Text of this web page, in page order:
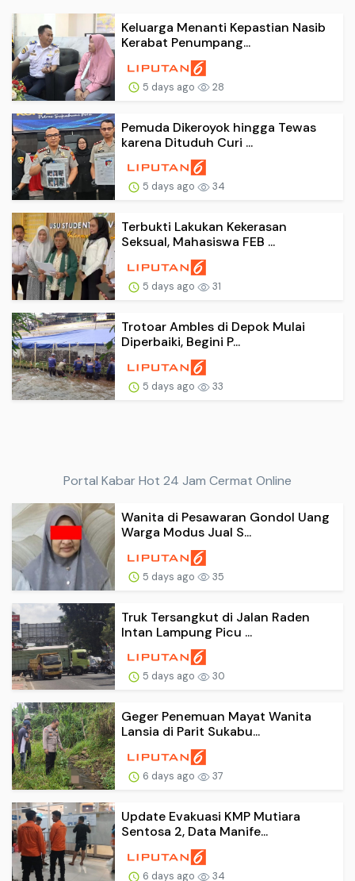
Keluarga Menanti Kepastian Nasib
Kerabat Penumpang...
5 days ago 28
Pemuda Dikeroyok hingga Tewas
karena Dituduh Curi ...
5 days ago 34
Terbukti Lakukan Kekerasan
Seksual, Mahasiswa FEB ...
5 days ago 31
Trotoar Ambles di Depok Mulai
Diperbaiki, Begini P...
5 days ago 33
Portal Kabar Hot 24 Jam Cermat Online
Wanita di Pesawaran Gondol Uang
Warga Modus Jual S...
5 days ago 35
Truk Tersangkut di Jalan Raden
Intan Lampung Picu ...
5 days ago 30
Geger Penemuan Mayat Wanita
Lansia di Parit Sukabu...
6 days ago 37
Update Evakuasi KMP Mutiara
Sentosa 2, Data Manife...
6 days ago 34